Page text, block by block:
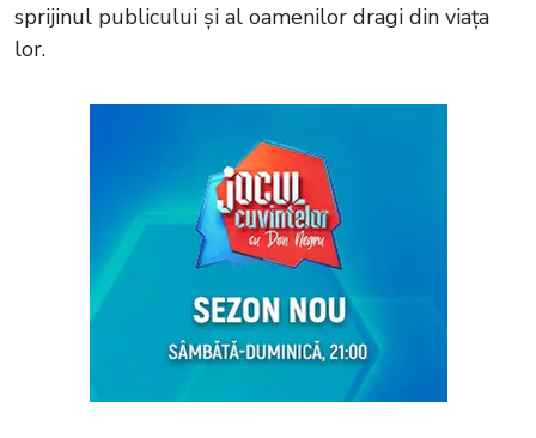
sprijinul publicului și al oamenilor dragi din viața
lor.